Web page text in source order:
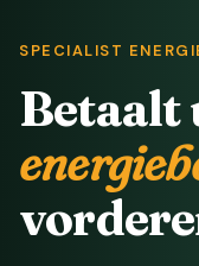
SPECIALIST
Betaalt